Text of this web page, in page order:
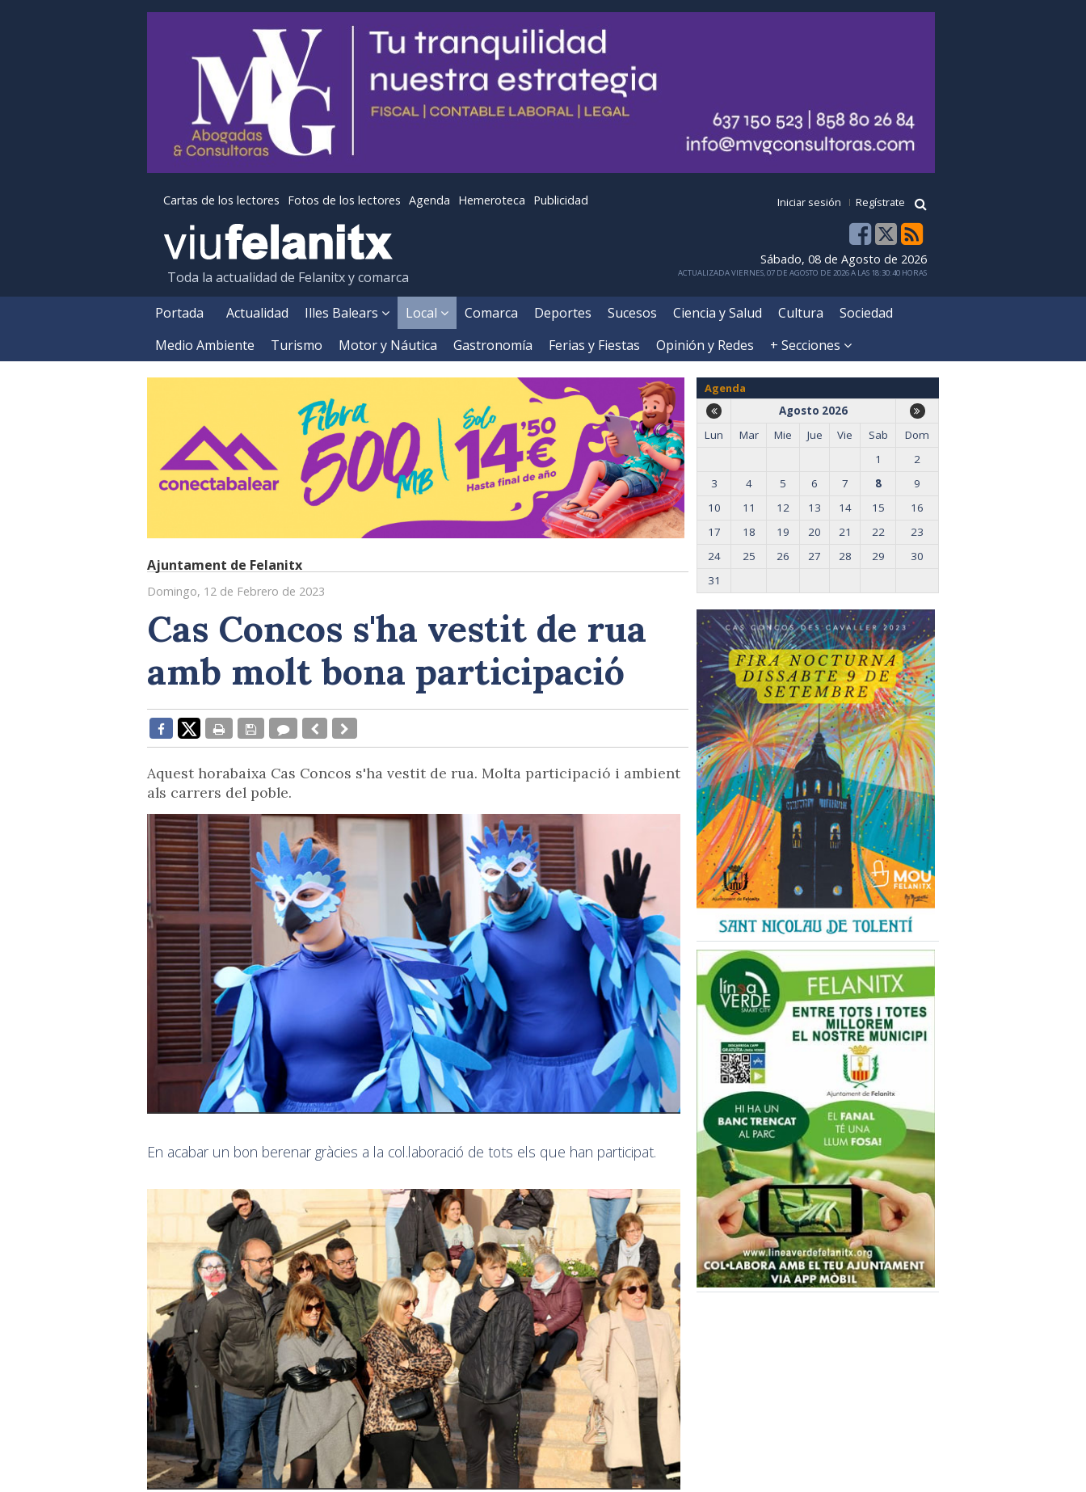
Cartas de los lectores Fotos de los lectores Agenda Hemeroteca Publicidad Iniciar sesión Regístrate
Toda la actualidad de Felanitx y comarca
Sábado, 08 de Agosto de 2026
ACTUALIZADA VIERNES, 07 DE AGOSTO DE 2026 A LAS 18:30:40 HORAS
Portada Actualidad Illes Balears Local Comarca Deportes Sucesos Ciencia y Salud Cultura
Sociedad
Medio Ambiente
Turismo Motor y Náutica Gastronomía Ferias y Fiestas Opinión y Redes + Secciones
Ajuntament de Felanitx
Domingo, 12 de Febrero de 2023
Cas Concos s'ha vestit de rua
amb molt bona participació
Aquest horabaixa Cas Concos s'ha vestit de rua. Molta participació i ambient
als carrers del poble.
En acabar un bon berenar gràcies a la col.laboració de tots els que han participat.
Agenda
Agosto 2026
Lun
Mar Mie Jue Vie Sab
Dom
1
2
3
4 5 6 7 8
9
10
11 12 13 14 15
16
17
18 19 20 21 22
23
24
25 26 27 28 29
30
31